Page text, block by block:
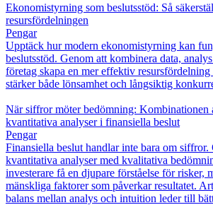
Ekonomistyrning som beslutsstöd: Så
resursfördelningen
Pengar
Upptäck hur modern ekonomistyrning kan
beslutsstöd. Genom att kombinera data,
företag skapa en mer effektiv
stärker både lönsamhet och långsiktig
När siffror möter bedömning: Kombinationen
kvantitativa analyser i finansiella beslut
Pengar
Finansiella beslut handlar inte bara om siffror.
kvantitativa analyser med kvalitativa
investerare få en djupare förståelse för risker,
mänskliga faktorer som påverkar resultatet.
balans mellan analys och intuition leder till